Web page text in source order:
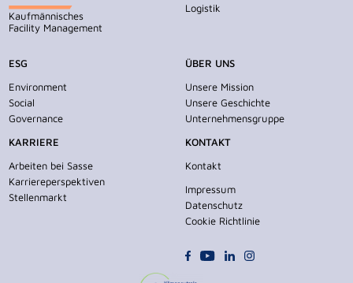
Kaufmännisches
Facility Management
Logistik
ESG
Environment
Social
Governance
KARRIERE
Arbeiten bei Sasse
Karriereperspektiven
Stellenmarkt
ÜBER UNS
Unsere Mission
Unsere Geschichte
Unternehmensgruppe
KONTAKT
Kontakt
Impressum
Datenschutz
Cookie Richtlinie